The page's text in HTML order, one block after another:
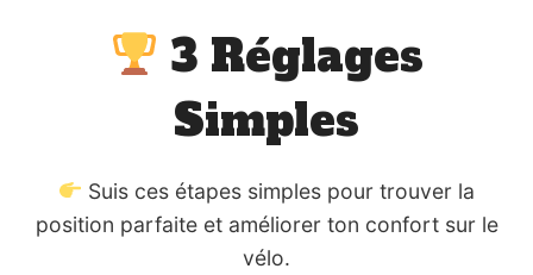
3 Réglages
Simples
Suis ces étapes simples pour trouver la
position parfaite et améliorer ton confort sur le
vélo.